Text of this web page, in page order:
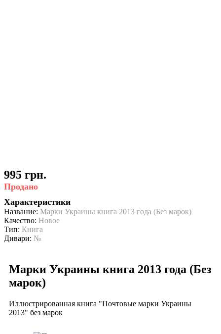
995 грн.
Продано
Характеристики
Название: Марки Украины книга 2013 года (Без марок)
Качество: Новое
Тип: Книга
Дивари: №
Марки Украины книга 2013 года (Без
марок)
Иллюстрированная книга "Почтовые марки Украины
2013" без марок